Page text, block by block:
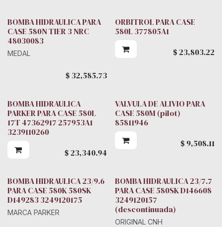
BOMBA HIDRAULICA PARA
CASE 580N TIER 3 NRC
48030083
MEDAL
$ 32,585.73
ORBITROL PARA CASE
580L 377805A1
$ 23,803.22
Parker
BOMBA HIDRAULICA
PARKER PARA CASE 580L
17T 47362917 257953A1
3239110260
$ 23,340.94
VALVULA DE ALIVIO PARA
CASE 580M (pilot)
85811946
$ 9,508.11
BOMBA HIDRAULICA 23/9.6
PARA CASE 580K 580SK
D149283 3249120175
MARCA PARKER
BOMBA HIDRAULICA 23/7.7
PARA CASE 580SK D146608
3249120157
(descontinuada)
ORIGINAL CNH